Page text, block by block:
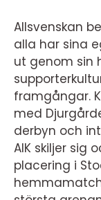
Allsvenskan
alla har sina
ut genom sin
framgångar.
med
derbyn och
AIK skiljer sig
placering i